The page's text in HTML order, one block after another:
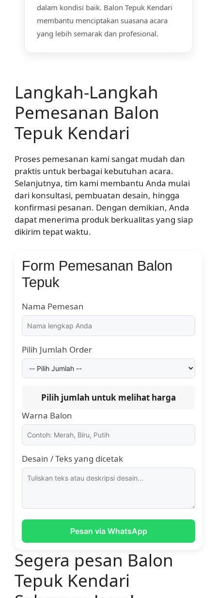
dalam kondisi baik. Balon Tepuk Kendari
membantu menciptakan suasana acara
yang lebih semarak dan profesional.
Langkah-Langkah
Pemesanan Balon
Tepuk Kendari
Proses pemesanan kami sangat mudah dan
praktis untuk berbagai kebutuhan acara.
Selanjutnya, tim kami membantu Anda mulai
dari konsultasi, pembuatan desain, hingga
konfirmasi pesanan. Dengan demikian, Anda
dapat menerima produk berkualitas yang siap
dikirim tepat waktu.
Form Pemesanan Balon
Tepuk
Nama Pemesan
Pilih Jumlah Order
Pilih jumlah untuk melihat harga
Warna Balon
Desain / Teks yang dicetak
Pesan via WhatsApp
Segera pesan Balon
Tepuk Kendari